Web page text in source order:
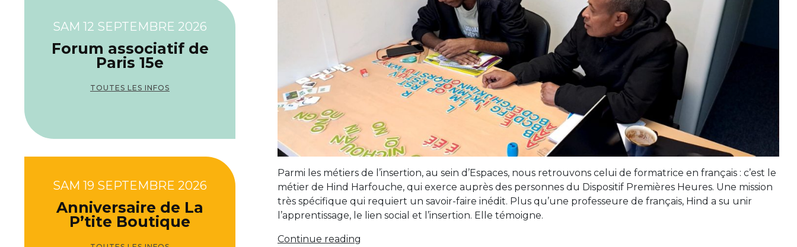
Parmi les métiers de l’insertion, au sein d’Espaces, nous retrouvons celui de formatrice en français : c’est le
métier de Hind Harfouche, qui exerce auprès des personnes du Dispositif Premières Heures. Une mission
très spécifique qui requiert un savoir-faire inédit. Plus qu’une professeure de français, Hind a su unir
l’apprentissage, le lien social et l’insertion. Elle témoigne.
Continue reading
SAM 12 SEPTEMBRE 2026
Forum associatif de
Paris 15e
TOUTES LES INFOS
SAM 19 SEPTEMBRE 2026
Anniversaire de La
P’tite Boutique